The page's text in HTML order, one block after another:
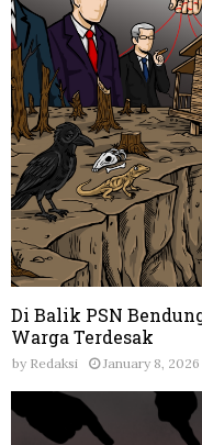
Di Balik PSN
Warga Terdesak
by Redaksi January 8, 2026